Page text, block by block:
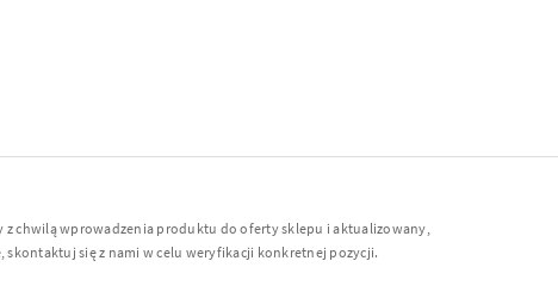
z chwilą wprowadzenia produktu do oferty sklepu i aktualizowany,
skontaktuj się z nami w celu weryfikacji konkretnej pozycji.